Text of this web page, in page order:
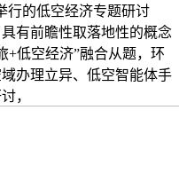
行的低空经济专题研讨
有前瞻性取落地性的概念
+低空经济”融合从题，环
办理立异、低空智能体手
，